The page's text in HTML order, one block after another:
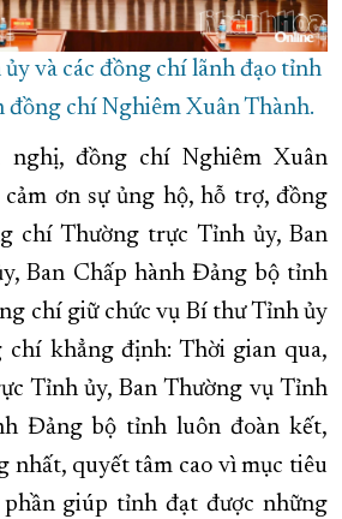
và các đồng chí lãnh đạo tỉnh
đồng chí Nghiêm Xuân Thành.
đồng chí Nghiêm Xuân
ơn sự ủng hộ, hỗ trợ, đồng
chí Thường trực Tỉnh ủy, Ban
Ban Chấp hành Đảng bộ tỉnh
chí giữ chức vụ Bí thư Tỉnh ủy
chí khẳng định: Thời gian qua,
Tỉnh ủy, Ban Thường vụ Tỉnh
Đảng bộ tỉnh luôn đoàn kết,
nhất, quyết tâm cao vì mục tiêu
giúp tỉnh đạt được những